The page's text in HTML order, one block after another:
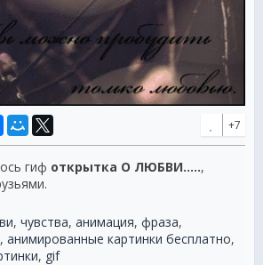
+7
гиф открытка О ЛЮБВИ.....,
, чувства, анимация, фраза,
, анимированные картинки бесплатно,
, gif